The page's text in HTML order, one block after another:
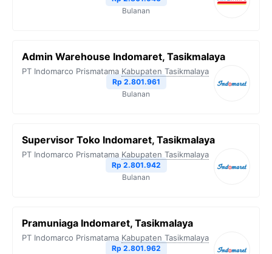
Bulanan
Admin Warehouse Indomaret, Tasikmalaya
PT Indomarco Prismatama Kabupaten Tasikmalaya
Rp 2.801.961
Bulanan
Supervisor Toko Indomaret, Tasikmalaya
PT Indomarco Prismatama Kabupaten Tasikmalaya
Rp 2.801.942
Bulanan
Pramuniaga Indomaret, Tasikmalaya
PT Indomarco Prismatama Kabupaten Tasikmalaya
Rp 2.801.962